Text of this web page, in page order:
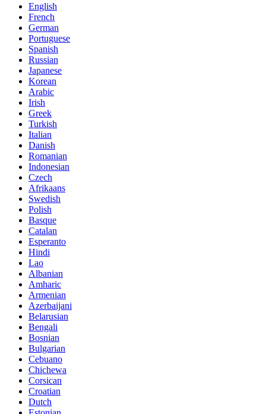
English
French
German
Portuguese
Spanish
Russian
Japanese
Korean
Arabic
Irish
Greek
Turkish
Italian
Danish
Romanian
Indonesian
Czech
Afrikaans
Swedish
Polish
Basque
Catalan
Esperanto
Hindi
Lao
Albanian
Amharic
Armenian
Azerbaijani
Belarusian
Bengali
Bosnian
Bulgarian
Cebuano
Chichewa
Corsican
Croatian
Dutch